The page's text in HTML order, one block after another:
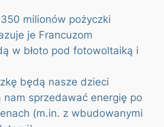
350 milionów pożyczki
je Francuzom
w błoto pod fotowoltaiką i
będą nasze dzieci
nam sprzedawać energię po
(m.in. z wbudowanymi